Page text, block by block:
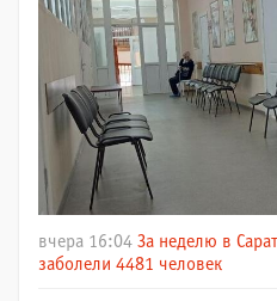
вчера 16:04 За неделю в
заболели 4481 человек